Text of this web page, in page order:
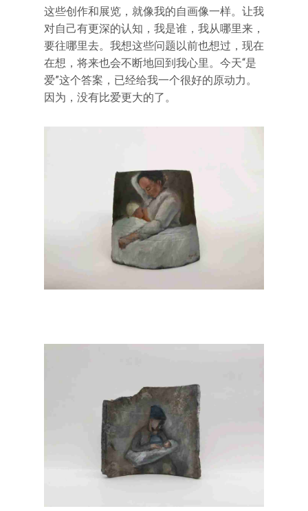
这些创作和展览，就像我的自画像一样。让我
对自己有更深的认知，我是谁，我从哪里来，
要往哪里去。我想这些问题以前也想过，现在
在想，将来也会不断地回到我心里。今天“是
爱”这个答案，已经给我一个很好的原动力。
因为，没有比爱更大的了。